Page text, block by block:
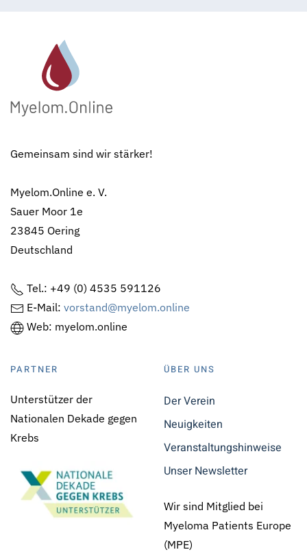
Gemeinsam sind wir stärker!
Myelom.Online e. V.
Sauer Moor 1e
23845 Oering
Deutschland
Tel.: +49 (0) 4535 591126
E-Mail: vorstand@myelom.online
Web: myelom.online
PARTNER
Unterstützer der
Nationalen Dekade gegen
Krebs
ÜBER UNS
Der Verein
Neuigkeiten
Veranstaltungshinweise
Unser Newsletter
Wir sind Mitglied bei
Myeloma Patients Europe
(MPE)